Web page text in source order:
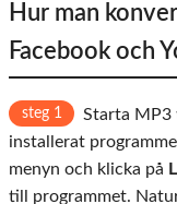
Hur man
Facebook och
steg 1
Starta MP3
installerat
menyn och klicka på
till programmet.